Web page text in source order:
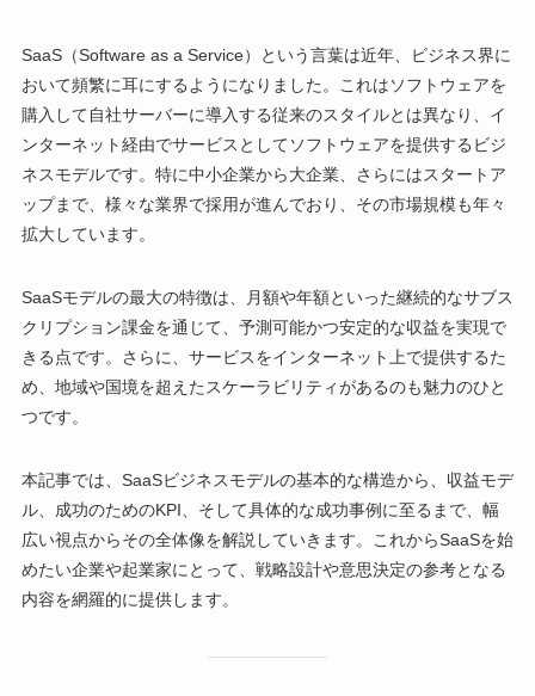
SaaS（Software as a Service）という言葉は近年、ビジネス界に
おいて頻繁に耳にするようになりました。これはソフトウェアを
購入して自社サーバーに導入する従来のスタイルとは異なり、イ
ンターネット経由でサービスとしてソフトウェアを提供するビジ
ネスモデルです。特に中小企業から大企業、さらにはスタートア
ップまで、様々な業界で採用が進んでおり、その市場規模も年々
拡大しています。
SaaSモデルの最大の特徴は、月額や年額といった継続的なサブス
クリプション課金を通じて、予測可能かつ安定的な収益を実現で
きる点です。さらに、サービスをインターネット上で提供するた
め、地域や国境を超えたスケーラビリティがあるのも魅力のひと
つです。
本記事では、SaaSビジネスモデルの基本的な構造から、収益モデ
ル、成功のためのKPI、そして具体的な成功事例に至るまで、幅
広い視点からその全体像を解説していきます。これからSaaSを始
めたい企業や起業家にとって、戦略設計や意思決定の参考となる
内容を網羅的に提供します。